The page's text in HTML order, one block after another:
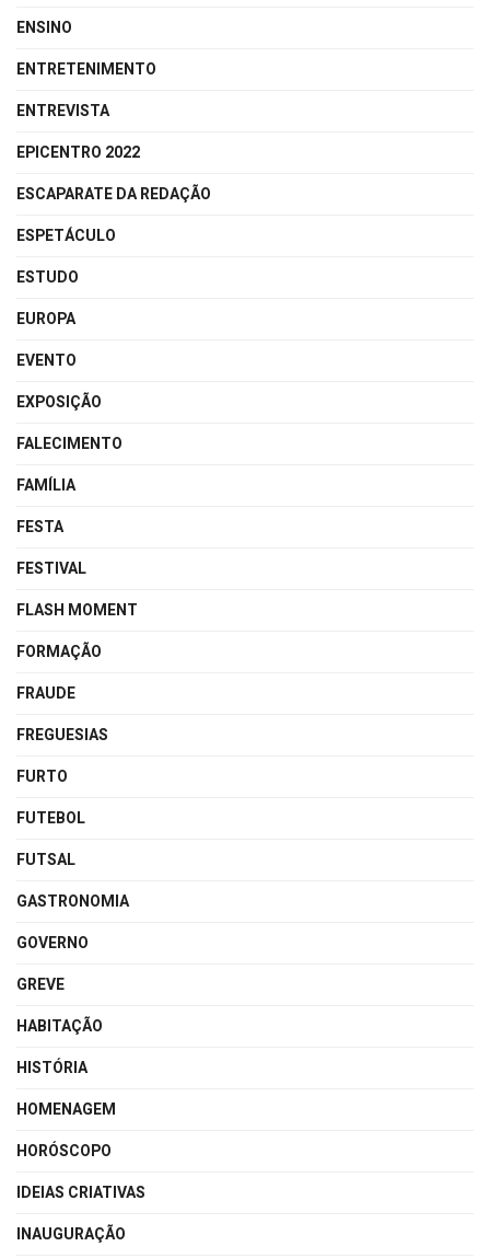
ENSINO
ENTRETENIMENTO
ENTREVISTA
EPICENTRO 2022
ESCAPARATE DA REDAÇÃO
ESPETÁCULO
ESTUDO
EUROPA
EVENTO
EXPOSIÇÃO
FALECIMENTO
FAMÍLIA
FESTA
FESTIVAL
FLASH MOMENT
FORMAÇÃO
FRAUDE
FREGUESIAS
FURTO
FUTEBOL
FUTSAL
GASTRONOMIA
GOVERNO
GREVE
HABITAÇÃO
HISTÓRIA
HOMENAGEM
HORÓSCOPO
IDEIAS CRIATIVAS
INAUGURAÇÃO